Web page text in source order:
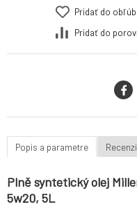
Pridať do
Pridať do
Popis a parametre
Plně syntetický olej
5w20, 5L